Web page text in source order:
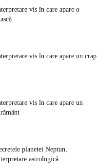
vis în care apare o
vis în care apare un crap
vis în care apare un
planetei Neptun,
astrologică